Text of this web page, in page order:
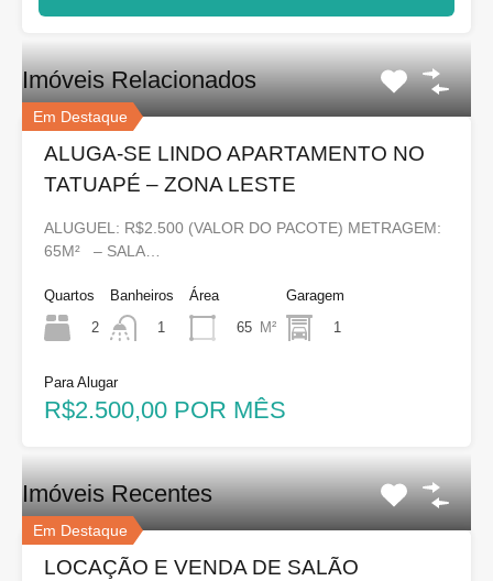
Imóveis Relacionados
Em Destaque
ALUGA-SE LINDO APARTAMENTO NO
TATUAPÉ – ZONA LESTE
ALUGUEL: R$2.500 (VALOR DO PACOTE) METRAGEM:
65M² – SALA…
Quartos
2
Banheiros
1
Área
65 M²
Garagem
1
Para Alugar
R$2.500,00 POR MÊS
Imóveis Recentes
Em Destaque
LOCAÇÃO E VENDA DE SALÃO